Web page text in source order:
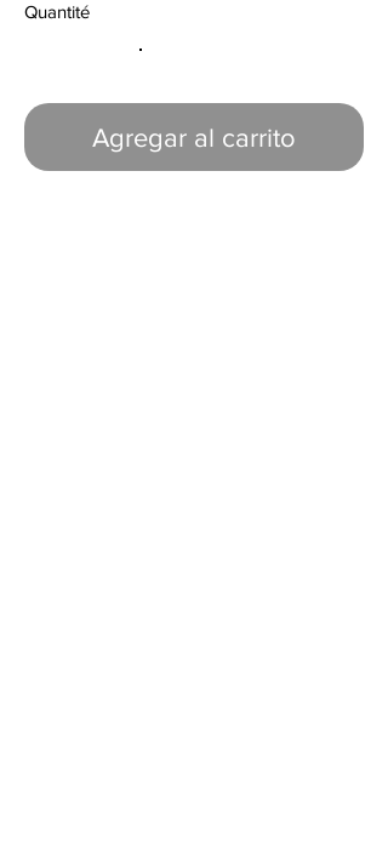
Quantité
Agregar al carrito